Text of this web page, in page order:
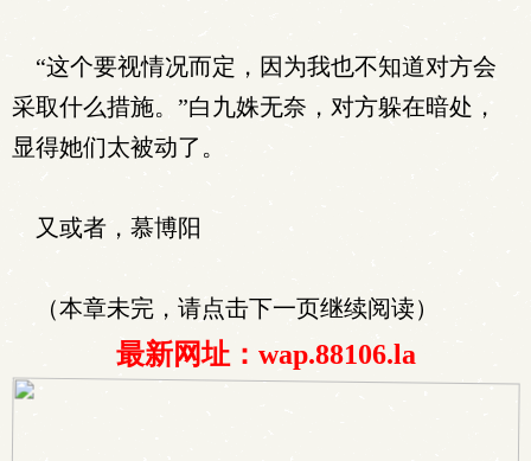
“这个要视情况而定，因为我也不知道对方会
采取什么措施。”白九姝无奈，对方躲在暗处，
显得她们太被动了。
又或者，慕博阳
（本章未完，请点击下一页继续阅读）
最新网址：wap.88106.la